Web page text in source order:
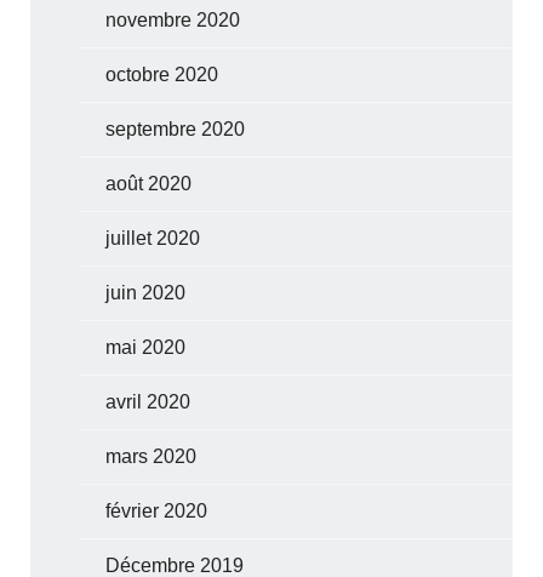
novembre 2020
octobre 2020
septembre 2020
août 2020
juillet 2020
juin 2020
mai 2020
avril 2020
mars 2020
février 2020
Décembre 2019